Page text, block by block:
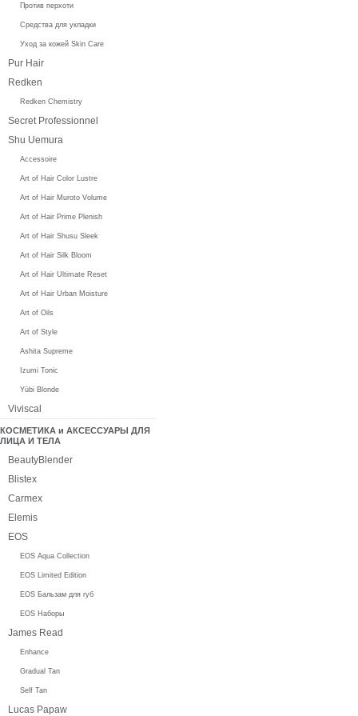
Против перхоти
Средства для укладки
Уход за кожей Skin Care
Pur Hair
Redken
Redken Chemistry
Secret Professionnel
Shu Uemura
Accessoire
Art of Hair Color Lustre
Art of Hair Muroto Volume
Art of Hair Prime Plenish
Art of Hair Shusu Sleek
Art of Hair Silk Bloom
Art of Hair Ultimate Reset
Art of Hair Urban Moisture
Art of Oils
Art of Style
Ashita Supreme
Izumi Tonic
Yūbi Blonde
Viviscal
КОСМЕТИКА и АКСЕССУАРЫ ДЛЯ
ЛИЦА И ТЕЛА
BeautyBlender
Blistex
Carmex
Elemis
EOS
EOS Aqua Collection
EOS Limited Edition
EOS Бальзам для губ
EOS Наборы
James Read
Enhance
Gradual Tan
Self Tan
Lucas Papaw